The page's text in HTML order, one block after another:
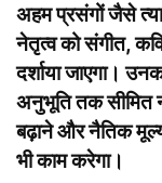
अहम प्रसंगों जैसे
नेतृत्व को संगीत,
दर्शाया जाएगा।
अनुभूति तक सीमित
बढ़ाने और नैतिक
भी काम करेगा।